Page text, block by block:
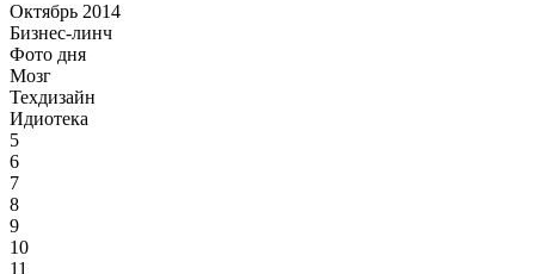
Октябрь 2014
Бизнес-линч
Фото дня
Мозг
Техдизайн
Идиотека
5
6
7
8
9
10
11